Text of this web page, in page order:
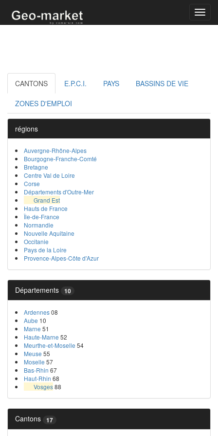
CANTONS E.P.C.I. PAYS BASSINS DE VIE
ZONES D'EMPLOI
régions
Auvergne-Rhône-Alpes
Bourgogne-Franche-Comté
Bretagne
Centre Val de Loire
Corse
Départements d'Outre-Mer
Grand Est
Hauts de France
Île-de-France
Normandie
Nouvelle Aquitaine
Occitanie
Pays de la Loire
Provence-Alpes-Côte d'Azur
Départements 10
Ardennes08
Aube 10
Marne 51
Haute-Marne 52
Meurthe-et-Moselle 54
Meuse 55
Moselle 57
Bas-Rhin 67
Haut-Rhin 68
Vosges88
Cantons 17